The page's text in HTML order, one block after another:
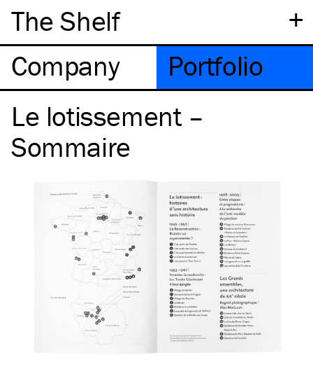
+
The Shelf
Company
Portfolio
Le lotissement –
Sommaire